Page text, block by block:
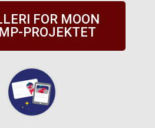
FOR MOON
PROJEKTET